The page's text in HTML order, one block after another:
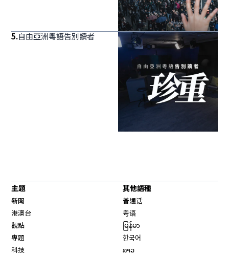
5.自由亞洲粵語告別讀者
主題
新聞
港澳台
觀點
專題
科技
其他語種
普通话
粤语
မြန်မာ
한국어
ລາວ